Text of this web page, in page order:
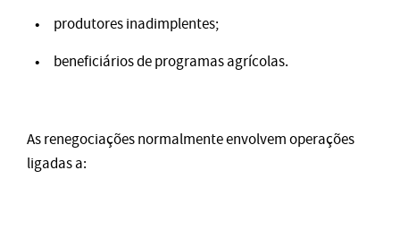
produtores inadimplentes;
beneficiários de programas agrícolas.
As renegociações normalmente envolvem operações
ligadas a: